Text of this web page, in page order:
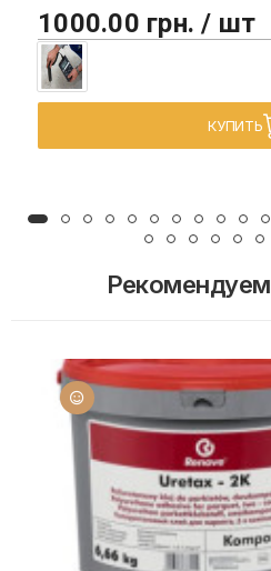
1000.00 грн. / шт
КУПИТЬ